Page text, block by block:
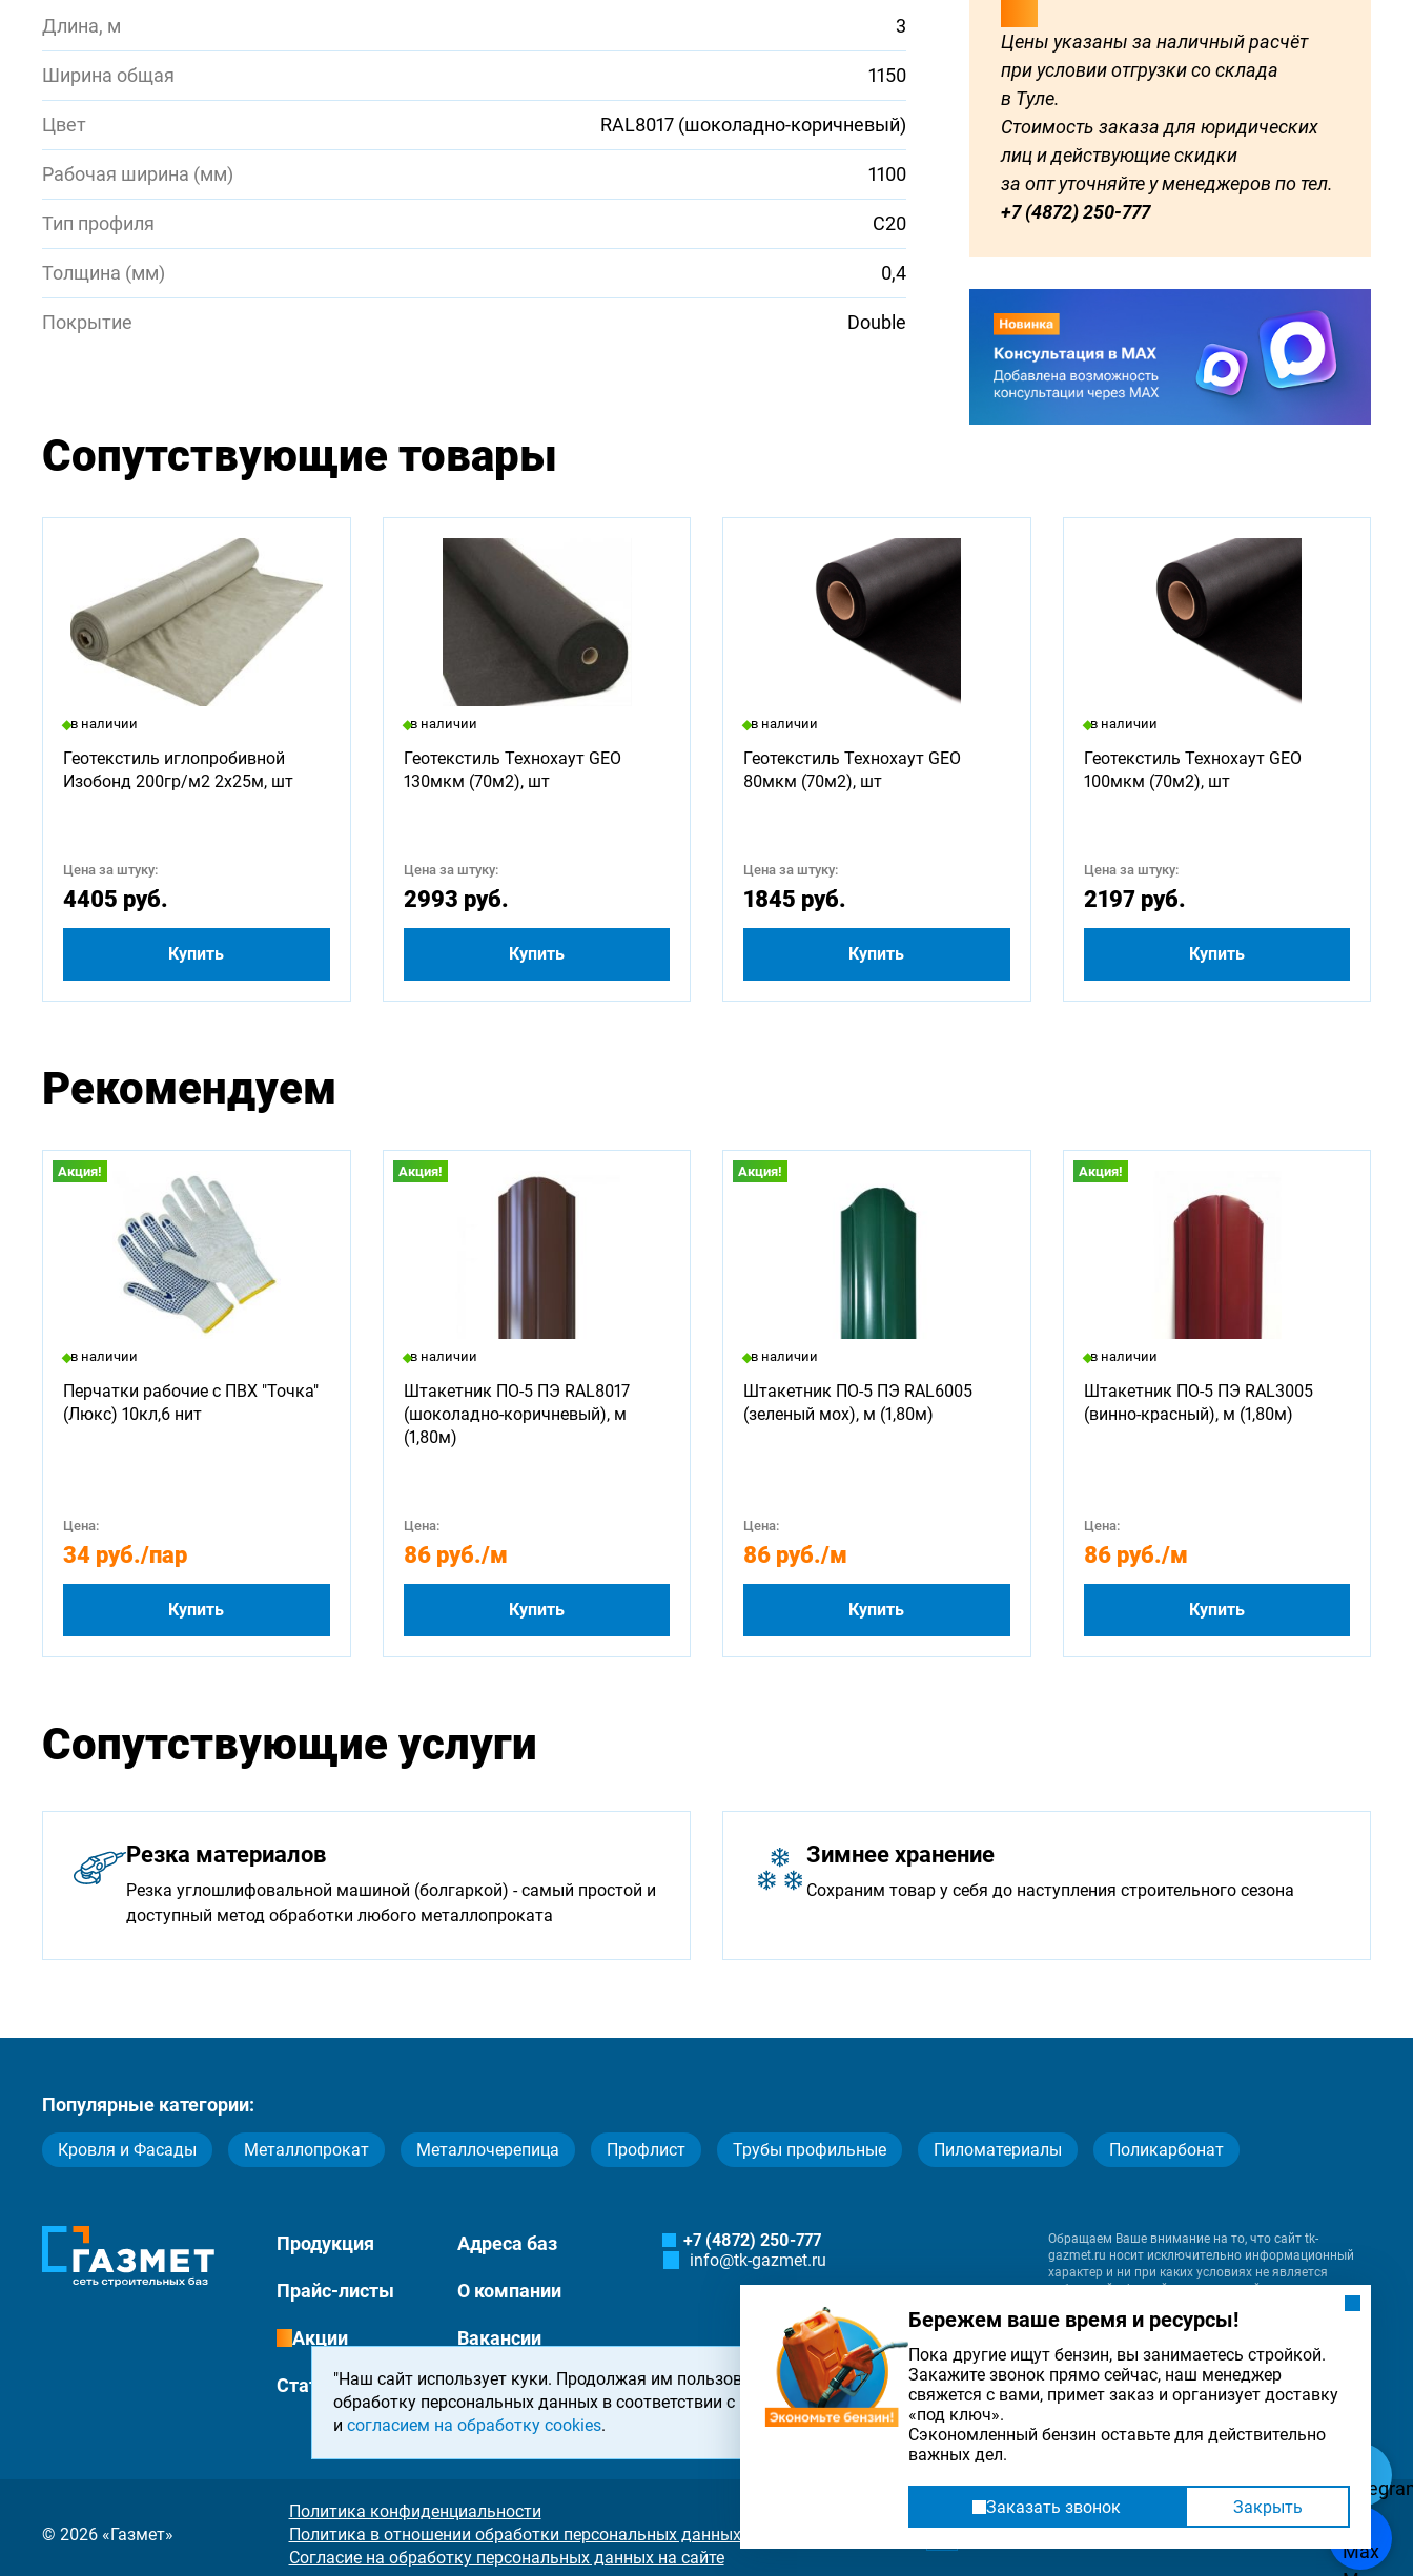
Длина, м 3
Ширина общая 1150
Цвет RAL8017 (шоколадно-коричневый)
Рабочая ширина (мм) 1100
Тип профиля С20
Толщина (мм) 0,4
Покрытие Double
Цены указаны за наличный расчёт
при условии отгрузки со склада
в Туле.
Стоимость заказа для юридических
лиц и действующие скидки
за опт уточняйте у менеджеров по тел.
+7 (4872) 250-777
Доступны для заказа:
750 1250 1500 1750 1800 2000 2250
Сопутствующие товары
в наличии
Геотекстиль иглопробивной
Изобонд 200гр/м2 2х25м, шт
Цена за штуку:
4405 руб.
Купить
в наличии
Геотекстиль Технохаут GEO
130мкм (70м2), шт
Цена за штуку:
2993 руб.
Купить
в наличии
Геотекстиль Технохаут GEO
80мкм (70м2), шт
Цена за штуку:
1845 руб.
Купить
в наличии
Геотекстиль Технохаут GEO
100мкм (70м2), шт
Цена за штуку:
2197 руб.
Купить
Рекомендуем
Акция!
в наличии
Перчатки рабочие с ПВХ "Точка"
(Люкс) 10кл,6 нит
Цена:
34 руб./пар
Купить
Акция!
в наличии
Штакетник ПО-5 ПЭ RAL8017
(шоколадно-коричневый), м
(1,80м)
Цена:
86 руб./м
Купить
Акция!
в наличии
Штакетник ПО-5 ПЭ RAL6005
(зеленый мох), м (1,80м)
Цена:
86 руб./м
Купить
Акция!
в наличии
Штакетник ПО-5 ПЭ RAL3005
(винно-красный), м (1,80м)
Цена:
86 руб./м
Купить
Сопутствующие услуги
Резка материалов
Резка углошлифовальной машиной (болгаркой) - самый простой и
доступный метод обработки любого металлопроката
Зимнее хранение
Сохраним товар у себя до наступления строительного сезона
Популярные категории:
Кровля и Фасады Металлопрокат Металлочерепица Профлист Трубы профильные Пиломатериалы Поликарбонат
Продукция Адреса баз
Прайс-листы О компании
Акции Вакансии
Статьи Контакты
+7 (4872) 250-777
info@tk-gazmet.ru
Обращаем Ваше внимание на то, что сайт tk-
gazmet.ru носит исключительно информационный
характер и ни при каких условиях не является
публичной офертой, определяемой положениями
Федерации.
© 2026 «Газмет»
Политика конфиденциальности
Политика в отношении обработки персональных данных на сайте
Согласие на обработку персональных данных на сайте
"Наш сайт использует куки. Продолжая им пользоваться, вы соглашаетесь на
обработку персональных данных в соответствии с
политикой конфиденциальности
и согласием на обработку cookies.
ОК
Бережем ваше время и ресурсы!
Пока другие ищут бензин, вы занимаетесь стройкой.
Закажите звонок прямо сейчас, наш менеджер
свяжется с вами, примет заказ и организует доставку
«под ключ».
Сэкономленный бензин оставьте для действительно
важных дел.
Заказать звонок Закрыть